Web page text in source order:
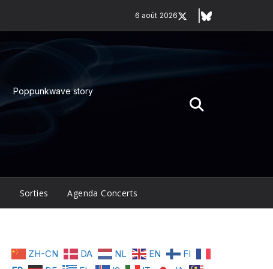
6 août 2026
Poppunkwave story
Sorties Agenda Concerts
ZH-CN DA NL EN
FI